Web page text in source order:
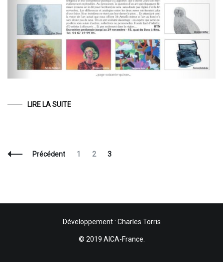
LIRE LA SUITE
NavigationPrécédent Page
1 Page
2 Page
3
Développement : Charles Torris
© 2019 AICA-France.